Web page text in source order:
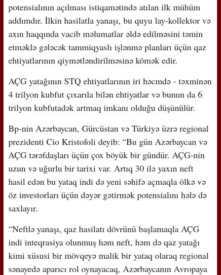
potensialının açılması istiqamətində atılan ilk mühüm
addımdır. İlkin hasilatla yanaşı, bu quyu lay-kollektor və
axın haqqında vacib məlumatlar əldə edilməsini təmin
etməklə gələcək tammiqyaslı işlənmə planları üçün qaz
ehtiyatlarının qiymətləndirilməsinə kömək edir.
AÇG yatağının STQ ehtiyatlarının iri həcmdə - təxminən
4 trilyon kubfut çıxarıla bilən ehtiyatlar və bunun da 6
trilyon kubfutadək artmaq imkanı olduğu düşünülür.
Bp-nin Azərbaycan, Gürcüstan və Türkiyə üzrə regional
prezidenti Cio Kristofoli deyib: “Bu gün Azərbaycan və
AÇG tərəfdaşları üçün çox böyük bir gündür. AÇG-nin
uzun və uğurlu bir tarixi var. Artıq 30 ilə yaxın neft
hasil edən bu yataq indi də yeni səhifə açmaqla ölkə və
öz investorları üçün dəyər gətirmək potensialını hələ də
saxlayır.
“Neftlə yanaşı, qaz hasilatı dövrünü başlamaqla AÇG
indi inteqrasiya olunmuş həm neft, həm də qaz yatağı
kimi xüsusi bir mövqeyə malik bir yataq olaraq regional
sənayedə aparıcı rol oynayacaq, Azərbaycanın Avropaya